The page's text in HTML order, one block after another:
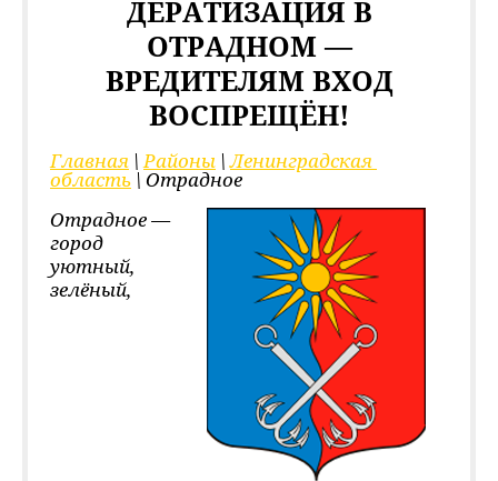
ДЕРАТИЗАЦИЯ В
ОТРАДНОМ —
ВРЕДИТЕЛЯМ ВХОД
ВОСПРЕЩЁН!
Главная \ Районы \ Ленинградская
область \ Отрадное
Отрадное —
город
уютный,
зелёный,